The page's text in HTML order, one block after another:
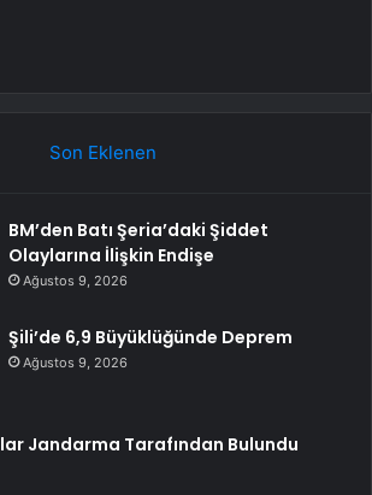
Son Eklenen
BM’den Batı Şeria’daki Şiddet
Olaylarına İlişkin Endişe
Ağustos 9, 2026
Şili’de 6,9 Büyüklüğünde Deprem
Ağustos 9, 2026
Jandarma Tarafından Bulundu